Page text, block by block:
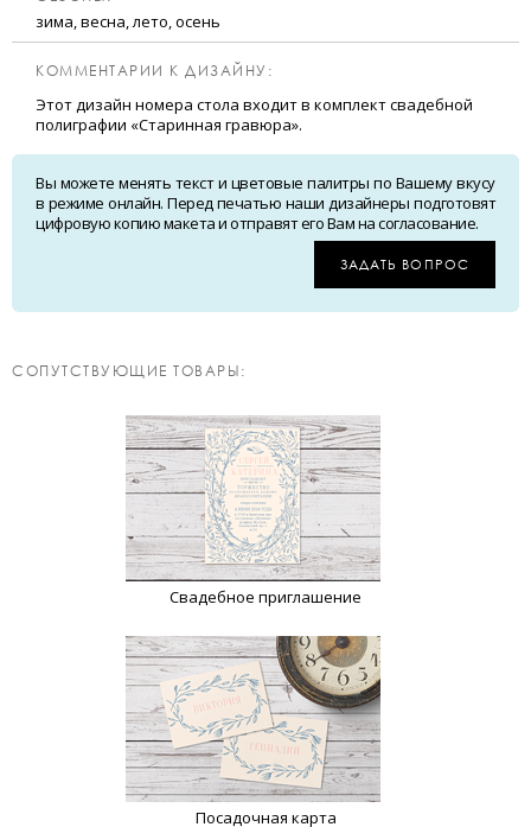
зима, весна, лето, осень
КОММЕНТАРИИ К ДИЗАЙНУ:
Этот дизайн номера стола входит в комплект свадебной
полиграфии «Старинная гравюра».
Вы можете менять текст и цветовые палитры по Вашему вкусу
в режиме онлайн. Перед печатью наши дизайнеры подготовят
цифровую копию макета и отправят его Вам на согласование.
ЗАДАТЬ ВОПРОС
CОПУТСТВУЮЩИЕ ТОВАРЫ:
Свадебное приглашение
Посадочная карта